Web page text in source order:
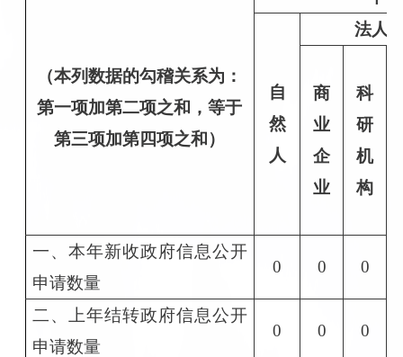
（本列数据的勾稽关系为：
第一项加第二项之和，等于
第三项加第四项之和）
自
然
人
法人
商
业
企
业
科
研
机
构
一、本年新收政府信息公开
申请数量
0 0 0
二、上年结转政府信息公开
申请数量
0 0 0